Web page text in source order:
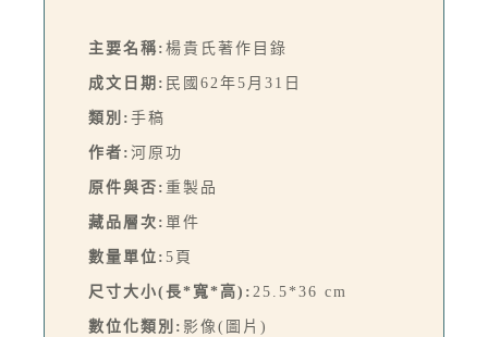
主要名稱: 楊貴氏著作目錄
成文日期: 民國62年5月31日
類別: 手稿
作者: 河原功
原件與否: 重製品
藏品層次: 單件
數量單位: 5頁
尺寸大小(長*寬*高): 25.5*36 cm
數位化類別: 影像(圖片)